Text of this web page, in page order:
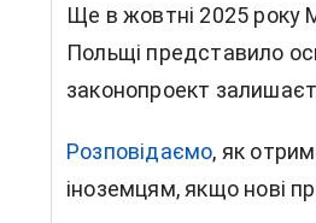
Ще в жовтні 2025 року
Польщі представило
законопроект
Розповідаємо, як
іноземцям, якщо нові